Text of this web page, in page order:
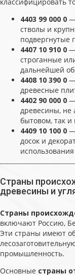
4403 99 000 0 —
стволы и
подвергнутые
4407 10 910 0 —
строганные
дальнейшей
4408 10 390 0 —
древесные
4402 90 000 0 —
древесины, не
бытовом, так
4409 10 100 0 —
досок и
Страны
древесины и
Страны
включают Россию,
Эти страны имеют
промышленность.
Основные страны